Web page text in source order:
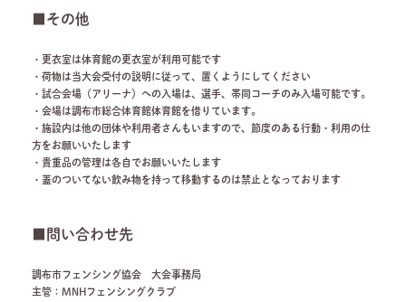
■その他
・更衣室は体育館の更衣室が利用可能です
・荷物は当大会受付の説明に従って、置くようにしてください
・試合会場（アリーナ）への入場は、選手、帯同コーチのみ入場可能です。
・会場は調布市総合体育館体育館を借りています。
・施設内は他の団体や利用者さんもいますので、節度のある行動・利用の仕
方をお願いいたします
・貴重品の管理は各自でお願いいたします
・蓋のついてない飲み物を持って移動するのは禁止となっております
■問い合わせ先
調布市フェンシング協会 大会事務局
主管：MNHフェンシングクラブ